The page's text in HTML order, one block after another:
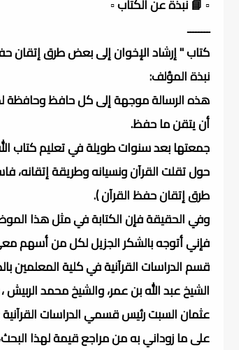
▫️ 📘 نبذة عن الكتاب ▫️
ــــــــ
كتاب " إرشاد الإخوان إلى بعض طرق إتقان
نبذة المؤلف:
هذه الرسالة موجهة إلى كل حافظ وحافظة
أن يتقن ما حفظ.
جمعتها بعد سنوات طويلة في تعليم كتاب
حول تقلت القرآن ونسيانه وطريقة إتقانه،
طرق إتقان حفظ القرآن ).
وفي الحقيقة فإن الكتابة في مثل هذا
فإني أتوجه بالشكر الجزيل لكل من أسهم
قسم الدراسات القرآنية في كلية المعلمين
الشيخ عبد الله بن عمر، والشيخ محمد
عثمان السبت رئيس قسمي الدراسات القرآنية
على ما زوداني به من مراجع قيمة لهذا